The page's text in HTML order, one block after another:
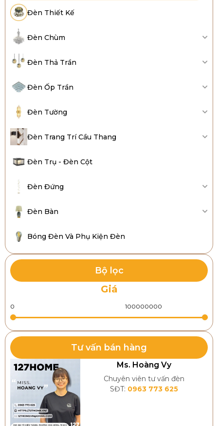
Đèn Thiết Kế
Đèn Chùm
Đèn Thả Trần
Đèn Ốp Trần
Đèn Tường
Đèn Trang Trí Cầu Thang
Đèn Trụ - Đèn Cột
Đèn Đứng
Đèn Bàn
Bóng Đèn Và Phụ Kiện Đèn
Bộ lọc
Giá
Tư vấn bán hàng
Ms. Hoàng Vy
Chuyên viên tư vấn đèn
SĐT: 0963 773 625